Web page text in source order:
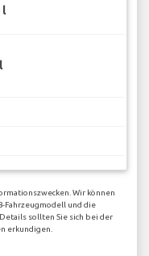
l
Wir können
Fahrzeugmodell und die
sollten Sie sich bei der
erkundigen.